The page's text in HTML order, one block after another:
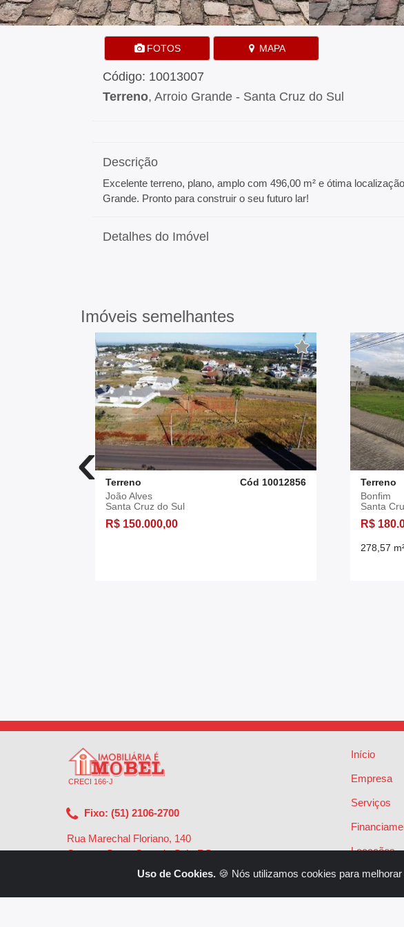
FOTOS MAPA
Código: 10013007
Terreno, Arroio Grande - Santa Cruz do Sul
Descrição
Excelente terreno, plano, amplo com 496,00 m² e ótima
Grande. Pronto para construir o seu futuro lar!
Detalhes do Imóvel
Imóveis semelhantes
‹ Terreno
Cód 10012856
João Alves
Santa Cruz do Sul
R$ 150.000,00
Terreno
Bonfim
Santa
R$
278,57
CRECI 166-J
Fixo: (51) 2106-2700
Rua Marechal Floriano, 140
Centro - Santa Cruz do Sul - RS -
Início
Empresa
Serviços
Locações
Vendas
Uso de Cookies. 🍪 Nós utilizamos cookies para